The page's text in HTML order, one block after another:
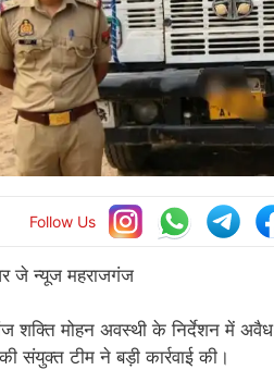
Follow Us
जे न्यूज महराजगंज
शक्ति मोहन अवस्थी के निर्देशन में
संयुक्त टीम ने बड़ी कार्रवाई की।